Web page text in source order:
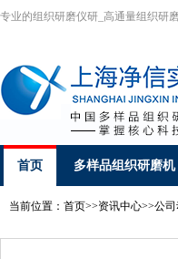
专业的组织研磨仪研_高通量组织研
首页 多样品组织研磨机
当前位置： 首页>>资讯中心>>公